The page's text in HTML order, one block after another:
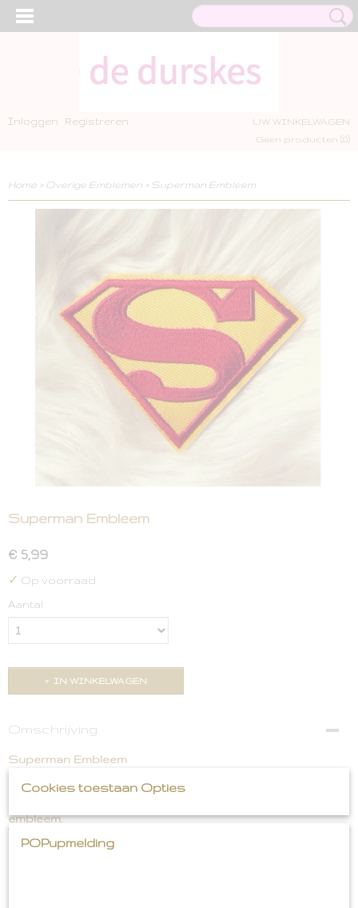
Inloggen Registreren
UW WINKELWAGEN
Geen producten (0)
Home > Overige Emblemen > Superman Embleem
Superman Embleem
€ 5,99
✓ Op voorraad
Aantal
IN WINKELWAGEN
Omschrijving
Superman Embleem
Strijkembleem. Kijk ook voor het roze superwoman
embleem.
Cookies toestaan Opties
POPupmelding